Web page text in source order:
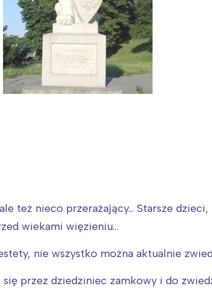
też nieco przerażający... Starsze
wiekami więzieniu...
nie wszystko można aktualnie
przez dziedziniec zamkowy i do